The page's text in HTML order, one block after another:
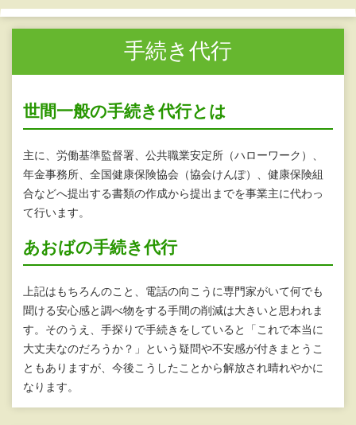
navigation
手続き代行
世間一般の手続き代行とは
主に、労働基準監督署、公共職業安定所（ハローワーク）、
年金事務所、全国健康保険協会（協会けんぽ）、健康保険組
合などへ提出する書類の作成から提出までを事業主に代わっ
て行います。
あおばの手続き代行
上記はもちろんのこと、電話の向こうに専門家がいて何でも
聞ける安心感と調べ物をする手間の削減は大きいと思われま
す。そのうえ、手探りで手続きをしていると「これで本当に
大丈夫なのだろうか？」という疑問や不安感が付きまとうこ
ともありますが、今後こうしたことから解放され晴れやかに
なります。